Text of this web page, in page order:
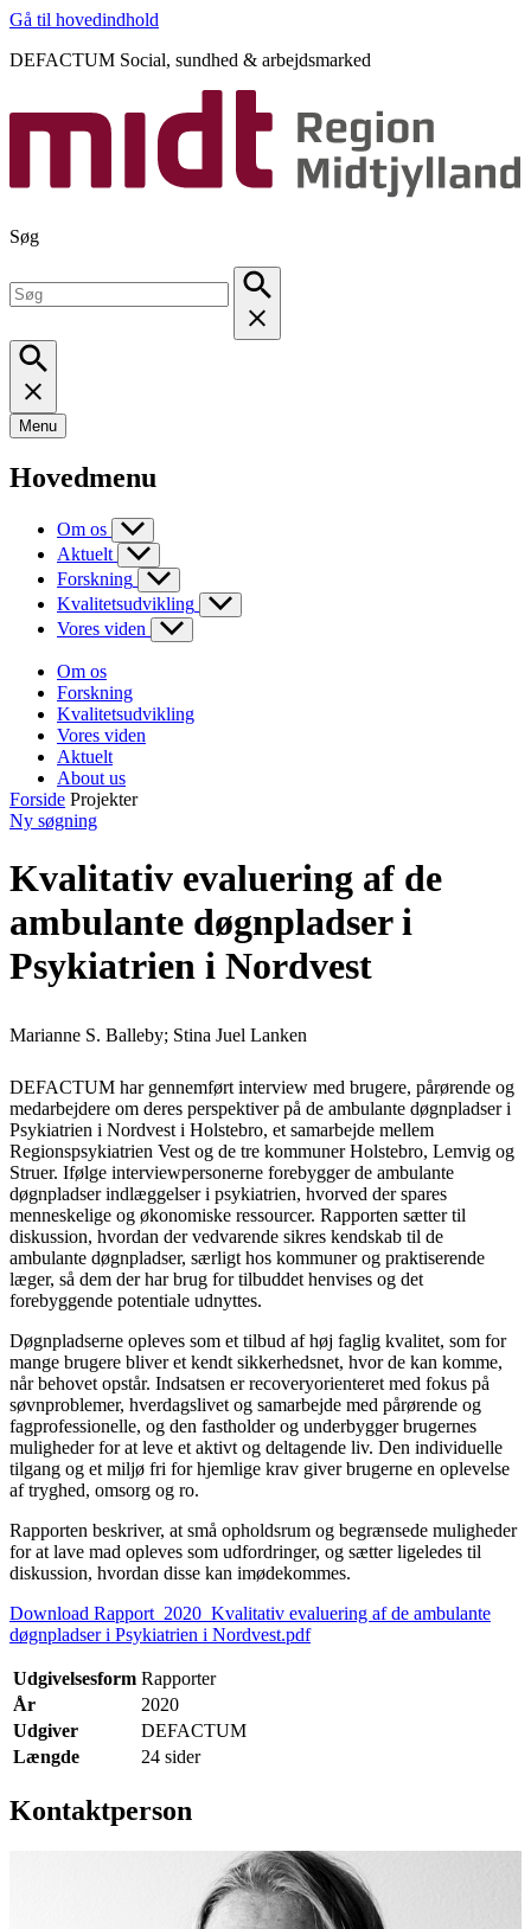
Gå til hovedindhold
DEFACTUM Social, sundhed & arbejdsmarked
Søg
Menu
Hovedmenu
Om os
Aktuelt
Forskning
Kvalitetsudvikling
Vores viden
Om os
Forskning
Kvalitetsudvikling
Vores viden
Aktuelt
About us
Forside Projekter
Ny søgning
Kvalitativ evaluering af de
ambulante døgnpladser i
Psykiatrien i Nordvest
Marianne S. Balleby; Stina Juel Lanken
DEFACTUM har gennemført interview med brugere, pårørende og
medarbejdere om deres perspektiver på de ambulante døgnpladser i
Psykiatrien i Nordvest i Holstebro, et samarbejde mellem
Regionspsykiatrien Vest og de tre kommuner Holstebro, Lemvig og
Struer. Ifølge interviewpersonerne forebygger de ambulante
døgnpladser indlæggelser i psykiatrien, hvorved der spares
menneskelige og økonomiske ressourcer. Rapporten sætter til
diskussion, hvordan der vedvarende sikres kendskab til de
ambulante døgnpladser, særligt hos kommuner og praktiserende
læger, så dem der har brug for tilbuddet henvises og det
forebyggende potentiale udnyttes.
Døgnpladserne opleves som et tilbud af høj faglig kvalitet, som for
mange brugere bliver et kendt sikkerhedsnet, hvor de kan komme,
når behovet opstår. Indsatsen er recoveryorienteret med fokus på
søvnproblemer, hverdagslivet og samarbejde med pårørende og
fagprofessionelle, og den fastholder og underbygger brugernes
muligheder for at leve et aktivt og deltagende liv. Den individuelle
tilgang og et miljø fri for hjemlige krav giver brugerne en oplevelse
af tryghed, omsorg og ro.
Rapporten beskriver, at små opholdsrum og begrænsede muligheder
for at lave mad opleves som udfordringer, og sætter ligeledes til
diskussion, hvordan disse kan imødekommes.
Download Rapport_2020_Kvalitativ evaluering af de ambulante
døgnpladser i Psykiatrien i Nordvest.pdf
Udgivelsesform Rapporter
År
2020
Udgiver
DEFACTUM
Længde
24 sider
Kontaktperson